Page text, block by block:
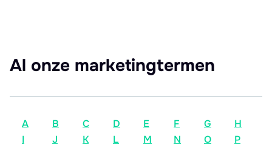
Al onze marketingtermen
A B C D E F G
H
I
J K L M N O
P